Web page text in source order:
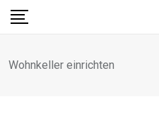
Skip
Wohnkeller einrichten